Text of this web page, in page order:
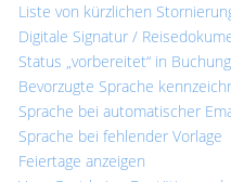
Liste von kürzlichen
Digitale Signatur /
Status „vorbereitet“ in
Bevorzugte Sprache
Sprache bei automatischer
Sprache bei fehlender Vorlage
Feiertage anzeigen